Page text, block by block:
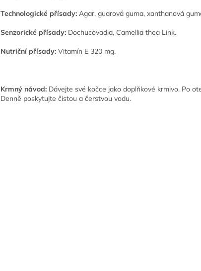
Technologické přísady: Agar, guarová guma, xanthanová
Senzorické přísady: Dochucovadla, Camellia thea Link.
Nutriční přísady: Vitamín E 320 mg.
Krmný návod: Dávejte své kočce jako doplňkové krmivo. Po
Denně poskytujte čistou a čerstvou vodu.